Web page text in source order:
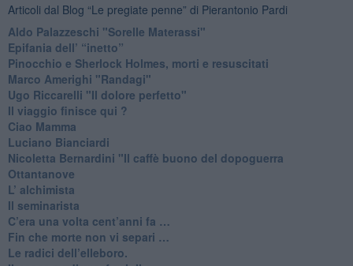
Articoli dal Blog “Le pregiate penne” di Pierantonio Pardi
​Aldo Palazzeschi "Sorelle Materassi"
​Epifania dell’ “inetto”
Pinocchio e Sherlock Holmes, morti e resuscitati
​Marco Amerighi "Randagi"
Ugo Riccarelli "Il dolore perfetto"
​Il viaggio finisce qui ?
​Ciao Mamma
​Luciano Bianciardi
​Nicoletta Bernardini "Il caffè buono del dopoguerra
​Ottantanove
​L’ alchimista
Il seminarista
​C’era una volta cent’anni fa …
​Fin che morte non vi separi …
​Le radici dell’elleboro.